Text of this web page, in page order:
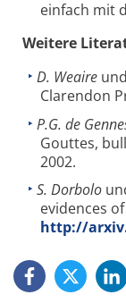
einfach mit
Weitere
D. Weaire und
Clarendon
P.G. de
Gouttes,
2002.
S. Dorbolo
evidences
http://